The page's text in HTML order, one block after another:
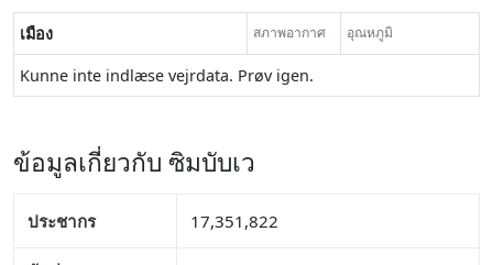
เมือง สภาพอากาศ อุณหภูมิ
Kunne inte indlæse vejrdata. Prøv igen.
ข้อมูลเกี่ยวกับ ซิมบับเว
ประชากร 17,351,822